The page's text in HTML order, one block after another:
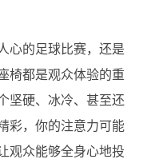
心的足球比赛，还是
椅都是观众体验的重
坚硬、冰冷、甚至还
彩，你的注意力可能
观众能够全身心地投